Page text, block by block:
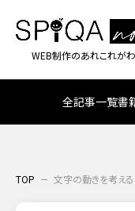
WEB制作のあれこれがわ
全記事一覧書
TOP 文字の動きを考える